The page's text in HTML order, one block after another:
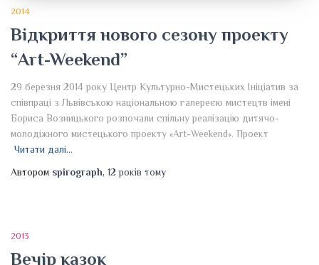
2014
Відкриття нового сезону проекту
“Art-Weekend”
29 березня 2014 року Центр Культурно-Мистецьких Ініціатив за
співпраці з Львівською національною галереєю мистецтв імені
Бориса Возницького розпочали спільну реалізацію дитячо-
молодіжного мистецького проекту «Art-Weekend». Проект
Читати далі…
Автором spirograph, 12 років тому
2013
Вечір казок